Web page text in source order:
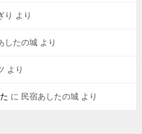
り より
したの城 より
より
に 民宿あしたの城 より